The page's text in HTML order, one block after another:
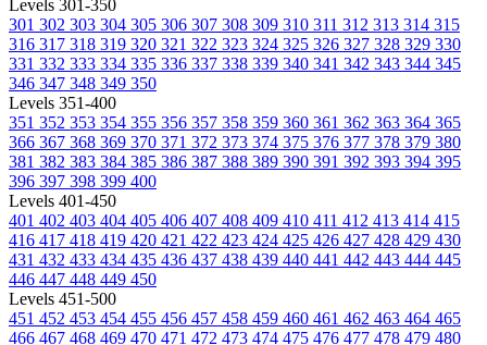
Levels 301-350
301 302 303 304 305 306 307 308 309 310 311 312 313 314 315
316 317 318 319 320 321 322 323 324 325 326 327 328 329 330
331 332 333 334 335 336 337 338 339 340 341 342 343 344 345
346 347 348 349 350
Levels 351-400
351 352 353 354 355 356 357 358 359 360 361 362 363 364 365
366 367 368 369 370 371 372 373 374 375 376 377 378 379 380
381 382 383 384 385 386 387 388 389 390 391 392 393 394 395
396 397 398 399 400
Levels 401-450
401 402 403 404 405 406 407 408 409 410 411 412 413 414 415
416 417 418 419 420 421 422 423 424 425 426 427 428 429 430
431 432 433 434 435 436 437 438 439 440 441 442 443 444 445
446 447 448 449 450
Levels 451-500
451 452 453 454 455 456 457 458 459 460 461 462 463 464 465
466 467 468 469 470 471 472 473 474 475 476 477 478 479 480